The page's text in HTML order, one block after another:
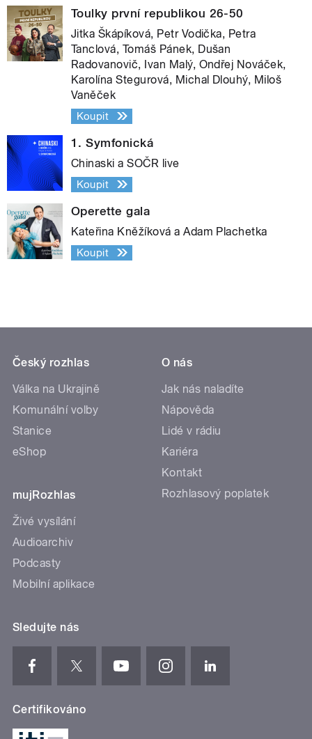
Toulky první republikou 26-50
Jitka Škápíková, Petr Vodička, Petra
Tanclová, Tomáš Pánek, Dušan
Radovanovič, Ivan Malý, Ondřej Nováček,
Karolína Stegurová, Michal Dlouhý, Miloš
Vaněček
Koupit
1. Symfonická
Chinaski a SOČR live
Koupit
Operette gala
Kateřina Kněžíková a Adam Plachetka
Koupit
Český rozhlas
Válka na Ukrajině
Komunální volby
Stanice
eShop
mujRozhlas
Živé vysílání
Audioarchiv
Podcasty
Mobilní aplikace
O nás
Jak nás naladíte
Nápověda
Lidé v rádiu
Kariéra
Kontakt
Rozhlasový poplatek
Sledujte nás
Certifikováno